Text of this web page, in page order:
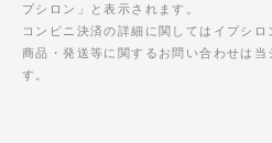
プシロン」と表示されます。
コンビニ決済の詳細に関してはイプシ
商品・発送等に関するお問い合わせは当
す。